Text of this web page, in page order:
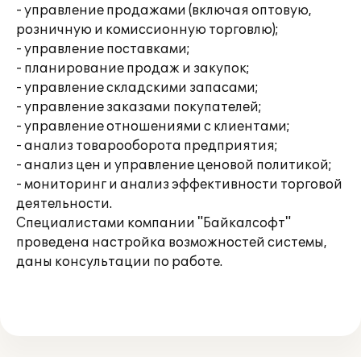
- управление продажами (включая оптовую,
розничную и комиссионную торговлю);
- управление поставками;
- планирование продаж и закупок;
- управление складскими запасами;
- управление заказами покупателей;
- управление отношениями с клиентами;
- анализ товарооборота предприятия;
- анализ цен и управление ценовой политикой;
- мониторинг и анализ эффективности торговой
деятельности.
Специалистами компании "Байкалсофт"
проведена настройка возможностей системы,
даны консультации по работе.